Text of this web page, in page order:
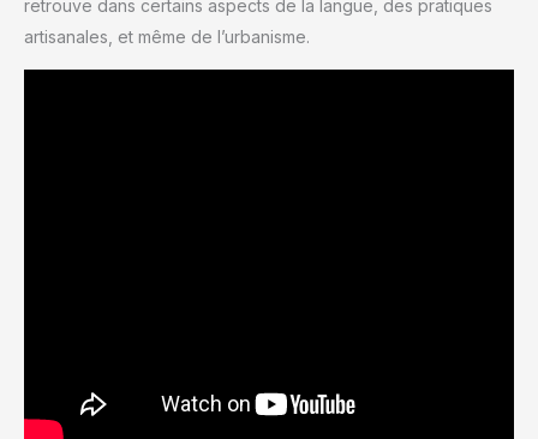
retrouve dans certains aspects de la langue, des pratiques
artisanales, et même de l’urbanisme.